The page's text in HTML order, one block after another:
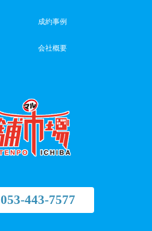
053-443-7577
成約事例
会社概要